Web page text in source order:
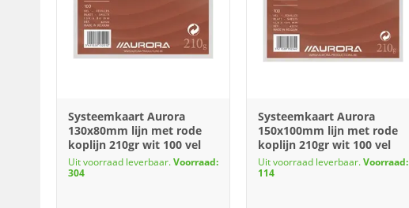
Systeemkaart Aurora
130x80mm lijn met rode
koplijn 210gr wit 100 vel
Uit voorraad leverbaar.Voorraad:
304
Systeemkaart Aurora
150x100mm lijn met rode
koplijn 210gr wit 100 vel
Uit voorraad leverbaar.Voorraad:
114